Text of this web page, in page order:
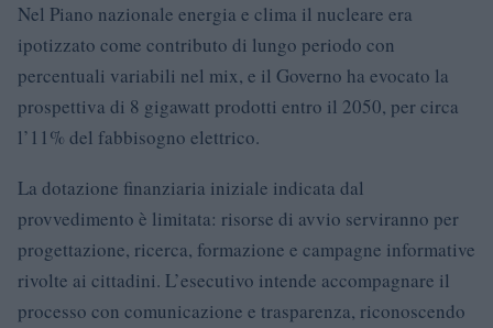
Nel Piano nazionale energia e clima il nucleare era
ipotizzato come contributo di lungo periodo con
percentuali variabili nel mix, e il Governo ha evocato la
prospettiva di 8 gigawatt prodotti entro il 2050, per circa
l’11% del fabbisogno elettrico.
La dotazione finanziaria iniziale indicata dal
provvedimento è limitata: risorse di avvio serviranno per
progettazione, ricerca, formazione e campagne informative
rivolte ai cittadini. L’esecutivo intende accompagnare il
processo con comunicazione e trasparenza, riconoscendo